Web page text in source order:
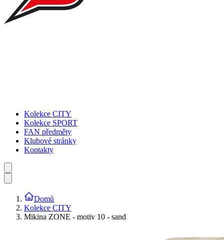
Kolekce CITY
Kolekce SPORT
FAN předměty
Klubové stránky
Kontakty
Domů
Kolekce CITY
Mikina ZONE - motiv 10 - sand